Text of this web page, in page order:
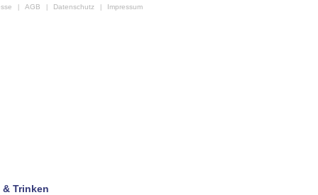
AGB Datenschutz Impressum
& Trinken